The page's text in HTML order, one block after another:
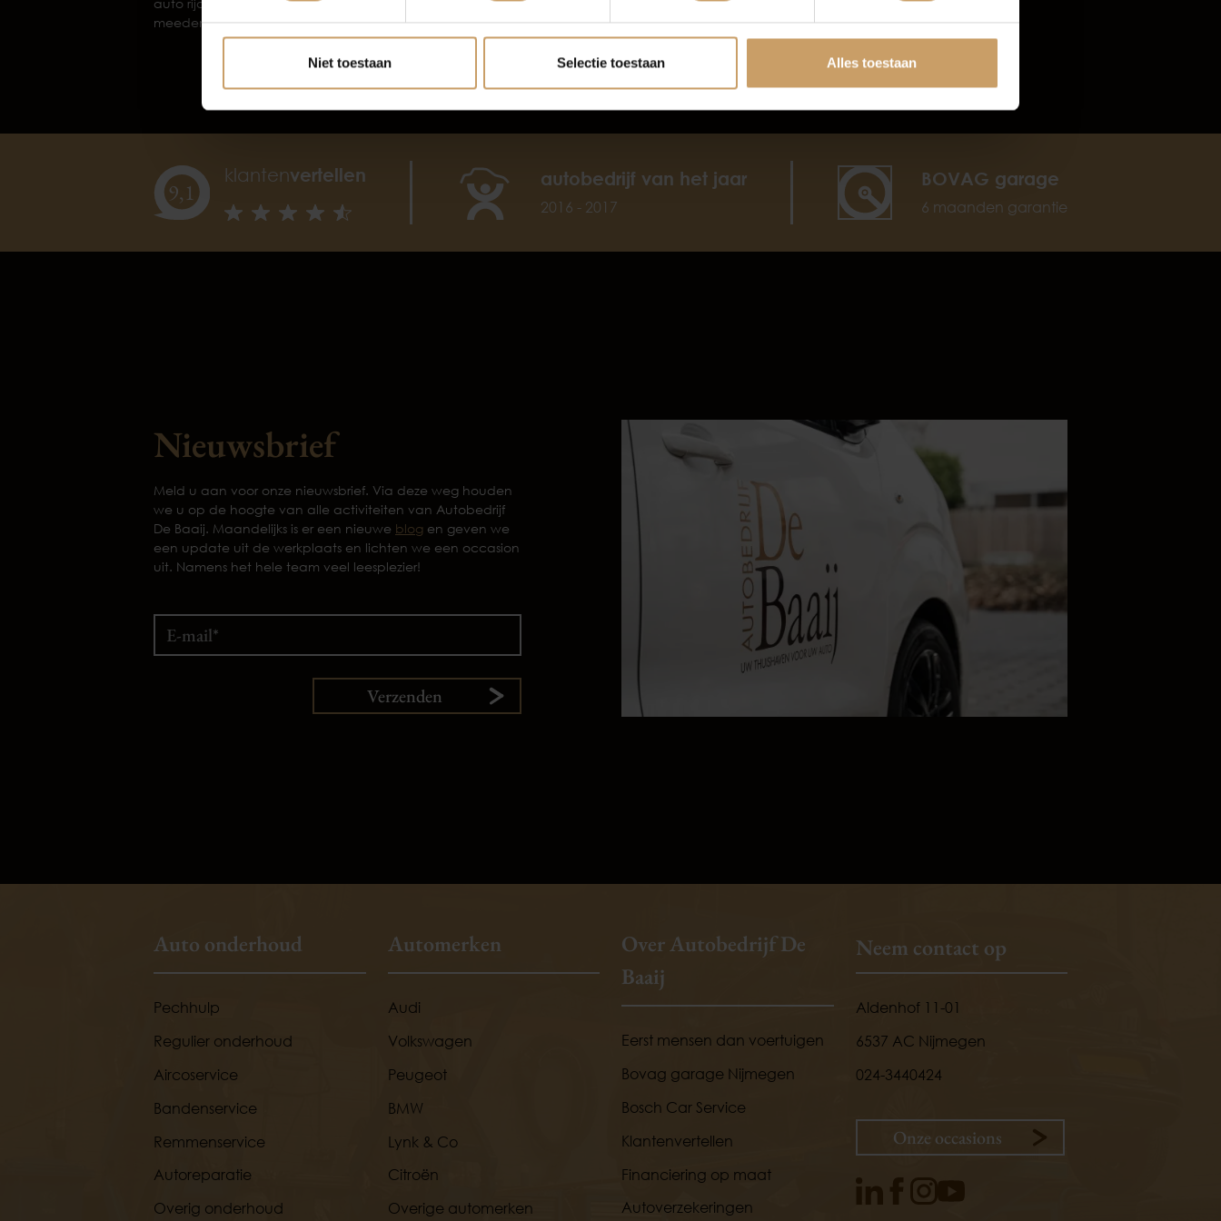
Niet toestaan Selectie toestaan Alles toestaan
auto rijdt, zit en aanvoelt. We nemen de tijd om je vragen te beantwoorden en kunnen direct
meedenken over opties zoals inruil of passende oplossingen rondom aankoop.
9,1
klantenvertellen autobedrijf van het jaar
2016 - 2017
BOVAG garage
6 maanden garantie
Nieuwsbrief
Meld u aan voor onze nieuwsbrief. Via deze weg houden
we u op de hoogte van alle activiteiten van Autobedrijf
De Baaij. Maandelijks is er een nieuwe blog en geven we
een update uit de werkplaats en lichten we een occasion
uit. Namens het hele team veel leesplezier!
Verzenden
Auto onderhoud
Pechhulp
Regulier onderhoud
Aircoservice
Bandenservice
Remmenservice
Autoreparatie
Overig onderhoud
Automerken
Audi
Volkswagen
Peugeot
BMW
Lynk & Co
Citroën
Overige automerken
Over Autobedrijf De
Baaij
Eerst mensen dan voertuigen
Bovag garage Nijmegen
Bosch Car Service
Klantenvertellen
Financiering op maat
Autoverzekeringen
Neem contact op
Aldenhof 11-01
6537 AC Nijmegen
024-3440424
Onze occasions